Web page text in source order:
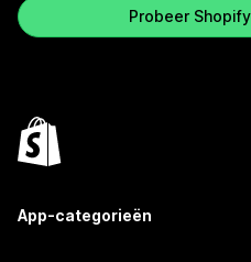
Probeer
App-categorieën